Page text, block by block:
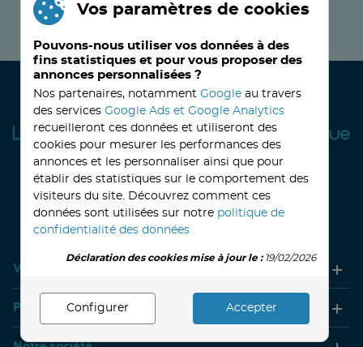
JE M’INSCRIS MAINTENANT !
32, avenue Haussmann33390 BLAYE
Lundi14h-18hMardi à vendredi8h30-12h00 - 14h-18h
Le Samedi9h30 - 12h30
Votre compte
Produits
Vos paramètres de cookies
Pouvons-nous utiliser vos données à des
fins statistiques et pour vous proposer des
annonces personnalisées ?
Nos partenaires, notamment Google au travers
des services Google Ads et Google Analytics
recueilleront ces données et utiliseront des
cookies pour mesurer les performances des
annonces et les personnaliser ainsi que pour
établir des statistiques sur le comportement des
visiteurs du site. Découvrez comment ces
données sont utilisées sur notre politique de
confidentialité des données
Déclaration des cookies mise à jour le :19/02/2026
Configurer Accepter